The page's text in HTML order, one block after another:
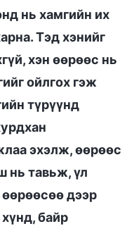
нь хамгийн их
Тэд хэнийг
хэн өөрөөс нь
ойлгох гэж
түрүүнд
эхэлж, өөрөөс
нь тавьж, үл
дээр
байр